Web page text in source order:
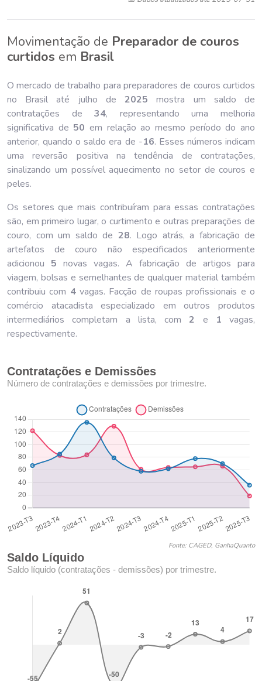
Movimentação de Preparador de couros
curtidos em Brasil
O mercado de trabalho para preparadores de couros curtidos
no Brasil até julho de2025 mostra um saldo de
contratações de34, representando uma melhoria
significativa de 50 em relação ao mesmo período do ano
anterior, quando o saldo era de -16. Esses números indicam
uma reversão positiva na tendência de contratações,
sinalizando um possível aquecimento no setor de couros e
peles.
Os setores que mais contribuíram para essas contratações
são, em primeiro lugar, o curtimento e outras preparações de
couro, com um saldo de 28. Logo atrás, a fabricação de
artefatos de couro não especificados anteriormente
adicionou 5 novas vagas. A fabricação de artigos para
viagem, bolsas e semelhantes de qualquer material também
contribuiu com 4vagas. Facção de roupas profissionais e o
comércio atacadista especializado em outros produtos
intermediários completam a lista, com2 e 1 vagas,
respectivamente.
Contratações e Demissões
Número de contratações e demissões por trimestre.
Fonte: CAGED, GanhaQuanto
Saldo Líquido
Saldo líquido (contratações - demissões) por trimestre.